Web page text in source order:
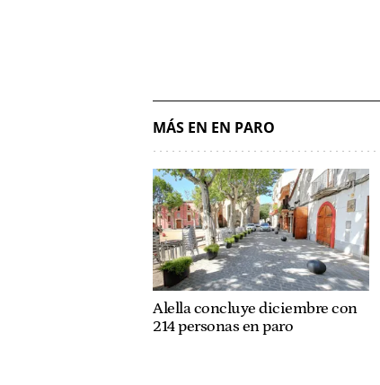
MÁS EN EN PARO
Alella concluye diciembre con
214 personas en paro